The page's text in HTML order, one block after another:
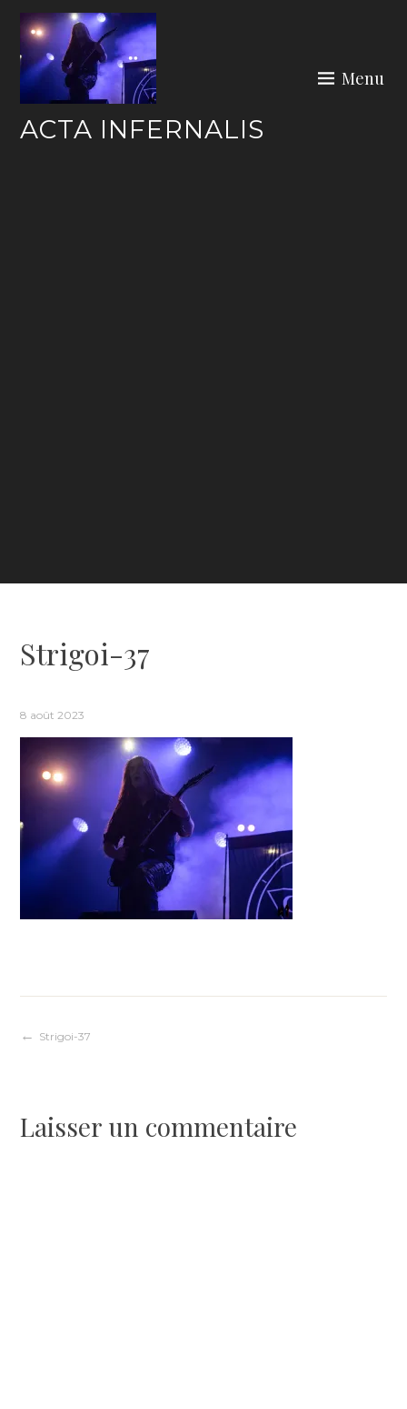
content
ACTA INFERNALIS
Menu
Strigoi-37
8 août 2023
Navigation
l’article
Strigoi-37
Laisser un commentaire